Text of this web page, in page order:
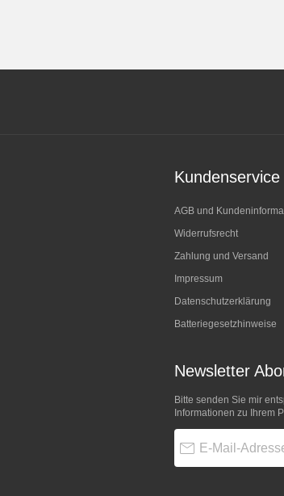
Kundenservice
AGB und
Widerrufsrecht
Zahlung und Versand
Impressum
Datenschutzerklärung
Batteriegesetzhinweise
Newsletter
Bitte senden Sie mir
Informationen zu Ihrem